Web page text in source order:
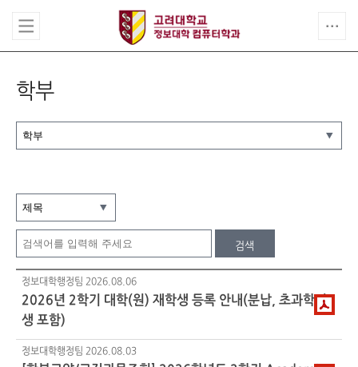
학부
검색
정보대학행정팀 2026.08.06
2026년 2학기 대학(원) 재학생 등록 안내(분납, 초과학기
생 포함)
정보대학행정팀 2026.08.03